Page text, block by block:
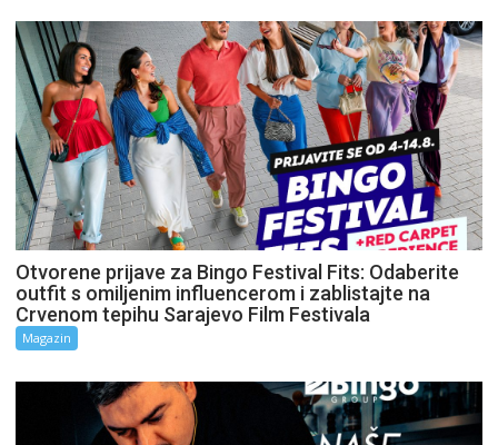
Otvorene prijave za Bingo Festival Fits: Odaberite
outfit s omiljenim influencerom i zablistajte na
Crvenom tepihu Sarajevo Film Festivala
Magazin